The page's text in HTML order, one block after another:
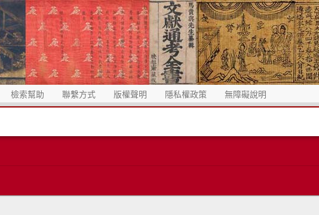
檢索幫助 聯繫方式 版權聲明 隱私權政策 無障礙說明